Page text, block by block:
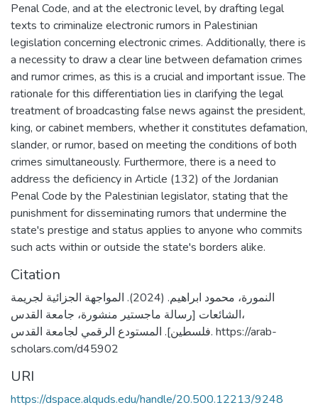
Penal Code, and at the electronic level, by drafting legal
texts to criminalize electronic rumors in Palestinian
legislation concerning electronic crimes. Additionally, there is
a necessity to draw a clear line between defamation crimes
and rumor crimes, as this is a crucial and important issue. The
rationale for this differentiation lies in clarifying the legal
treatment of broadcasting false news against the president,
king, or cabinet members, whether it constitutes defamation,
slander, or rumor, based on meeting the conditions of both
crimes simultaneously. Furthermore, there is a need to
address the deficiency in Article (132) of the Jordanian
Penal Code by the Palestinian legislator, stating that the
punishment for disseminating rumors that undermine the
state's prestige and status applies to anyone who commits
such acts within or outside the state's borders alike.
Citation
النمورة، محمود ابراهيم. (2024). المواجهة الجزائية لجريمة
الشائعات [رسالة ماجستير منشورة، جامعة القدس،
فلسطين]. المستودع الرقمي لجامعة القدس. https://arab-
scholars.com/d45902
URI
https://dspace.alquds.edu/handle/20.500.12213/9248